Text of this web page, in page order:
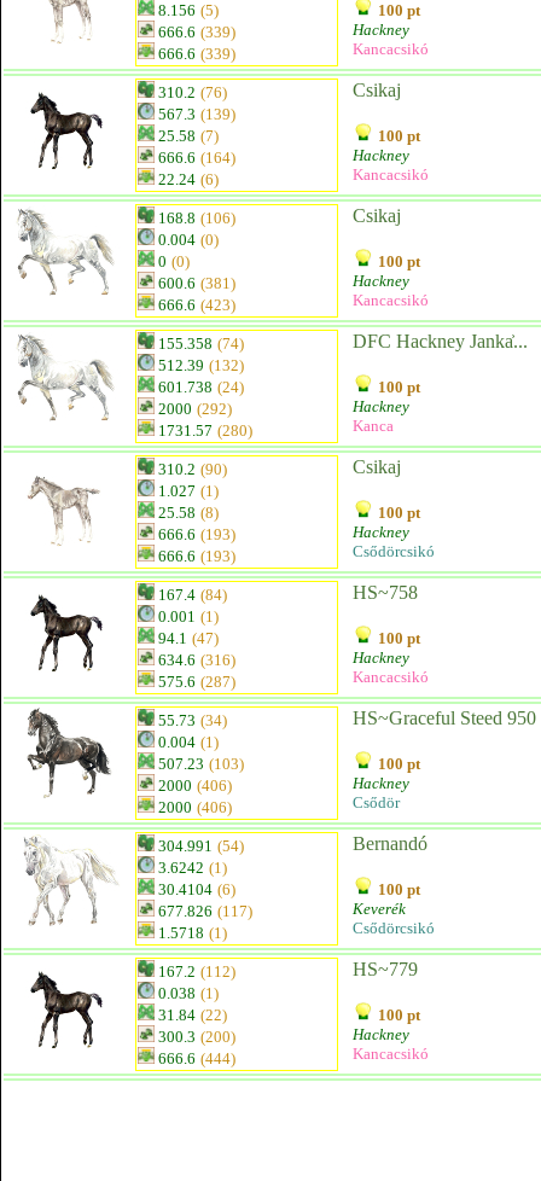
8.156 (5)
666.6 (339)
666.6 (339)
100 pt
Hackney
Kancacsikó
310.2 (76)
567.3 (139)
25.58 (7)
666.6 (164)
22.24 (6)
Csikaj
100 pt
Hackney
Kancacsikó
168.8 (106)
0.004 (0)
0 (0)
600.6 (381)
666.6 (423)
Csikaj
100 pt
Hackney
Kancacsikó
155.358 (74)
512.39 (132)
601.738 (24)
2000 (292)
1731.57 (280)
DFC Hackney Janka͐...
100 pt
Hackney
Kanca
310.2 (90)
1.027 (1)
25.58 (8)
666.6 (193)
666.6 (193)
Csikaj
100 pt
Hackney
Csődörcsikó
167.4 (84)
0.001 (1)
94.1 (47)
634.6 (316)
575.6 (287)
HS~758
100 pt
Hackney
Kancacsikó
55.73 (34)
0.004 (1)
507.23 (103)
2000 (406)
2000 (406)
HS~Graceful Steed 950
100 pt
Hackney
Csődör
304.991 (54)
3.6242 (1)
30.4104 (6)
677.826 (117)
1.5718 (1)
Bernandó
100 pt
Keverék
Csődörcsikó
167.2 (112)
0.038 (1)
31.84 (22)
300.3 (200)
666.6 (444)
HS~779
100 pt
Hackney
Kancacsikó